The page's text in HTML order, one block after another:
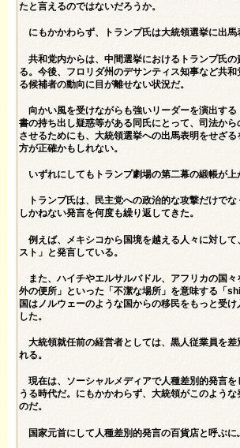
たと言えるのではないだろうか。
にもかかわらず、トランプ氏は大統領選挙に出馬
共和党内からは、中間選挙におけるトランプ氏の
る。今後、フロリダ州のデサンティス知事など共
る候補者の動向に目が離せない状況だ。
向かい風を受けながらも強いリーダーを演出する
書の持ち出し疑惑等がある同氏にとって、司法から
させるためにも、大統領選挙への出馬表明をせざる
方が正確かもしれない。
いずれにしてもトランプ劇場の第二幕の緞帳が上
トランプ氏は、民主党への政治的な攻撃だけでな
しかねない発言を何度も繰り返してきた。
例えば、メキシコから国境を越える人々に対して
スト」と発言している。
また、ハイチやエルサルバドル、アフリカの国々
外の便所」といった「不潔な場所」を意味する「
国はノルウェーのような国からの移民をもっと受
した。
大統領就任前の経営者としては、黒人従業員を差
れる。
現在は、ソーシャルメディアで人種差別的発言を
うる時代だ。にもかかわらず、大統領がこのような
のだ。
国家元首にして人種差別的発言の百貨店と呼ぶに